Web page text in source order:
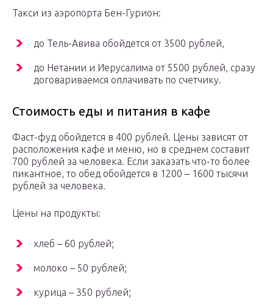
Такси из аэропорта Бен-Гурион:
до Тель-Авива обойдется от 3500 рублей,
до Нетании и Иерусалима от 5500 рублей, сразу
договариваемся оплачивать по счетчику.
Стоимость еды и питания в кафе
Фаст-фуд обойдется в 400 рублей. Цены зависят от
расположения кафе и меню, но в среднем составит
700 рублей за человека. Если заказать что-то более
пикантное, то обед обойдется в 1200 – 1600 тысячи
рублей за человека.
Цены на продукты:
хлеб – 60 рублей;
молоко – 50 рублей;
курица – 350 рублей;